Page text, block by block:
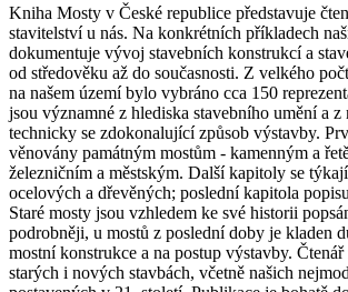
Kniha Mosty v České republice představuje
stavitelství u nás. Na konkrétních příkladech
dokumentuje vývoj stavebních konstrukcí a
od středověku až do současnosti. Z velkého
na našem území bylo vybráno cca 150
jsou významné z hlediska stavebního umění a
technicky se zdokonalující způsob výstavby.
věnovány památným mostům - kamenným a
železničním a městským. Další kapitoly se
ocelových a dřevěných; poslední kapitola
Staré mosty jsou vzhledem ke své historii
podrobněji, u mostů z poslední doby je kladen
mostní konstrukce a na postup výstavby.
starých i nových stavbách, včetně našich